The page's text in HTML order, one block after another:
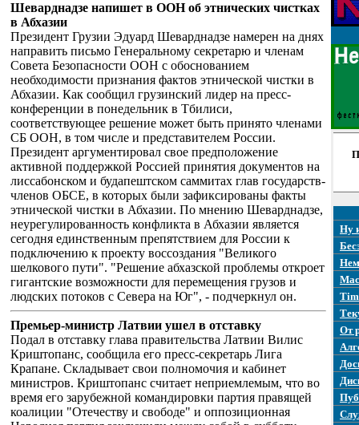
Шеварднадзе напишет в ООН об этнических чистках
в Абхазии
Президент Грузии Эдуард Шеварднадзе намерен на днях
направить письмо Генеральному секретарю и членам
Совета Безопасности ООН с обоснованием
необходимости признания фактов этнической чистки в
Абхазии. Как сообщил грузинский лидер на пресс-
конференции в понедельник в Тбилиси,
соответствующее решение может быть принято членами
СБ ООН, в том числе и представителем России.
Президент аргументировал свое предположение
активной поддержкой Россией принятия документов на
лиссабонском и будапештском саммитах глав государств-
членов ОБСЕ, в которых были зафиксированы факты
этнической чистки в Абхазии. По мнению Шеварднадзе,
неурегулированность конфликта в Абхазии является
сегодня единственным препятствием для России к
подключению к проекту воссоздания "Великого
шелкового пути". "Решение абхазской проблемы откроет
гигантские возможности для перемещения грузов и
людских потоков с Севера на Юг", - подчеркнул он.
Премьер-министр Латвии ушел в отставку
Подал в отставку глава правительства Латвии Вилис
Криштопанс, сообщила его пресс-секретарь Лига
Крапане. Складывает свои полномочия и кабинет
министров. Криштопанс считает неприемлемым, что во
время его зарубежной командировки партия правящей
коалиции "Отечеству и свободе" и оппозиционная
Ну
От